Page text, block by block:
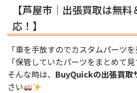
【芦屋市｜出張買取は無
応！】
「車を手放すのでカスタムパーツを
「保管していたパーツをまとめて見
そんな時は、 BuyQuickの出張買取
さい